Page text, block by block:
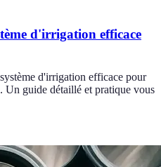
d'irrigation efficace
d'irrigation efficace pour
Un guide détaillé et pratique vous